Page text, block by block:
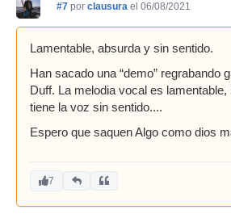
#7 por clausura el 06/08/2021
Lamentable, absurda y sin sentido.
Han sacado una “demo” regrabando
Duff. La melodia vocal es
tiene la voz sin sentido....
Espero que saquen Algo como dios
7